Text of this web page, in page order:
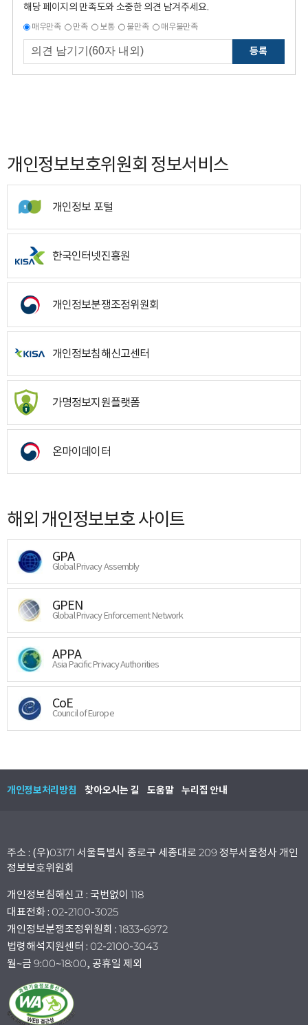
해당 페이지의 만족도와 소중한 의견 남겨주세요.
매우만족 만족 보통 불만족 매우불만족
등록
개인정보보호위원회 정보서비스
개인정보 포털
한국인터넷진흥원
개인정보분쟁조정위원회
개인정보침해신고센터
가명정보지원플랫폼
온마이데이터
해외 개인정보보호 사이트
GPA
Global Privacy Assembly
GPEN
Global Privacy Enforcement Network
APPA
Asia Pacific Privacy Authorities
CoE
Council of Europe
개인정보처리방침 찾아오시는 길 도움말 누리집 안내
주소 : (우)03171 서울특별시 종로구 세종대로 209 정부서울청사 개인
정보보호위원회
개인정보침해신고 : 국번없이 118
대표전화 : 02-2100-3025
개인정보분쟁조정위원회 : 1833-6972
법령해석지원센터 : 02-2100-3043
월~금 9:00~18:00, 공휴일 제외